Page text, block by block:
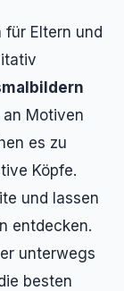
für Eltern und
Motiven
es zu
Köpfe.
und lassen
entdecken.
unterwegs
besten